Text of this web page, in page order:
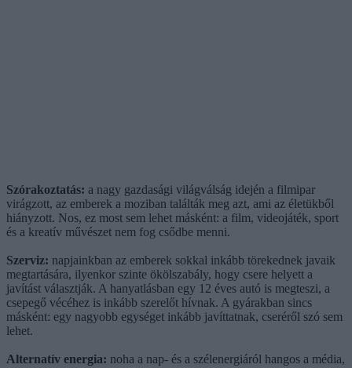
Szórakoztatás: a nagy gazdasági világválság idején a filmipar
virágzott, az emberek a moziban találták meg azt, ami az életükből
hiányzott. Nos, ez most sem lehet másként: a film, videojáték, sport
és a kreatív művészet nem fog csődbe menni.
Szerviz: napjainkban az emberek sokkal inkább törekednek javaik
megtartására, ilyenkor szinte ökölszabály, hogy csere helyett a
javítást választják. A hanyatlásban egy 12 éves autó is megteszi, a
csepegő vécéhez is inkább szerelőt hívnak. A gyárakban sincs
másként: egy nagyobb egységet inkább javíttatnak, cseréről szó sem
lehet.
Alternatív energia: noha a nap- és a szélenergiáról hangos a média,